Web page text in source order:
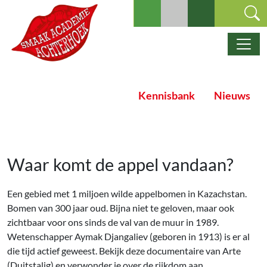
Ga naar de inhoud
Hoofdnavigatie
Kennisbank Nieuws
Waar komt de appel vandaan?
Een gebied met 1 miljoen wilde appelbomen in Kazachstan.
Bomen van 300 jaar oud. Bijna niet te geloven, maar ook
zichtbaar voor ons sinds de val van de muur in 1989.
Wetenschapper Aymak Djangaliev (geboren in 1913) is er al
die tijd actief geweest. Bekijk deze documentaire van Arte